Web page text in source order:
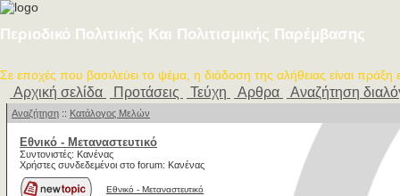
Περιοδικό Πολιτικής Και Πολιτισμικής Παρέμβασης
Σε εποχές που βασιλεύει το ψέμα, η διάδοση της αλήθειας είναι πράξη
Αρχική σελίδα Προτάσεις Τεύχη Αρθρα Αναζήτηση
Αναζήτηση :: Κατάλογος Μελών
Εθνικό - Μεταναστευτικό
Συντονιστές: Κανένας
Χρήστες συνδεδεμένοι στο forum: Κανένας
Εθνικό - Μεταναστευτικό